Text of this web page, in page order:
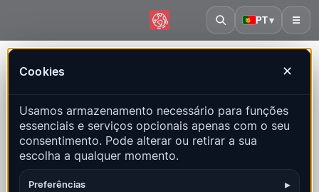
PT▾ ☰
Cookies ✕
Usamos armazenamento necessário para funções
essenciais e serviços opcionais apenas com o seu
consentimento. Pode alterar ou retirar a sua
escolha a qualquer momento.
Preferências ▸
QuakeMap24
Mapa ao vivo, estatísticas e eventos recentes
Abrir mapa histórico Últimos neste país